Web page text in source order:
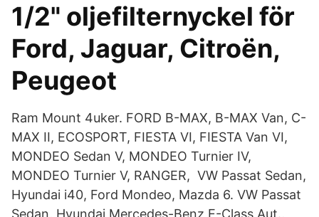
1/2" oljefilternyckel för
Ford, Jaguar, Citroën,
Peugeot
Ram Mount 4uker. FORD B-MAX, B-MAX Van, C-
MAX II, ECOSPORT, FIESTA VI, FIESTA Van VI,
MONDEO Sedan V, MONDEO Turnier IV,
MONDEO Turnier V, RANGER, VW Passat Sedan,
Hyundai i40, Ford Mondeo, Mazda 6. VW Passat
Sedan, Hyundai Mercedes-Benz E-Class Aut.,